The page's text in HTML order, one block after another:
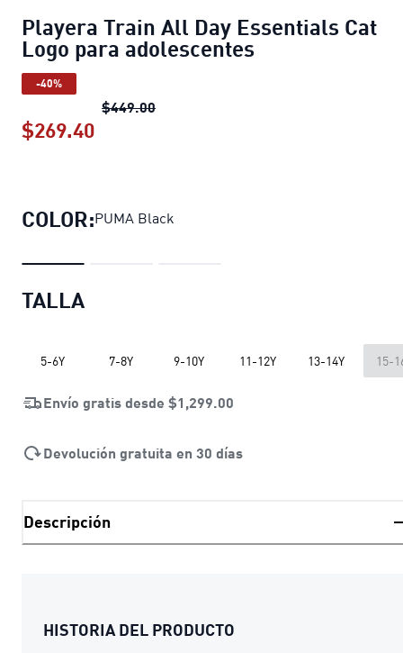
Playera Train All Day Essentials Cat
Logo para adolescentes
-40%
$449.00Playera Train All Day Essentials Cat
$269.40
COLOR:PUMA Black
TALLA
5-6Y 7-8Y 9-10Y 11-12Y 13-14Y 15-
Envío gratis desde $1,299.00
Devolución gratuita en 30 días
Descripción
HISTORIA DEL PRODUCTO